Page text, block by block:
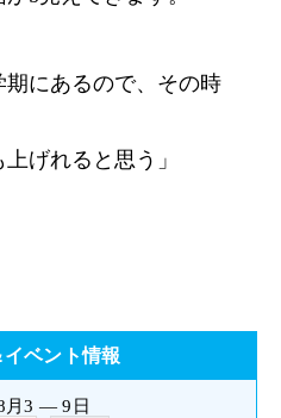
期にあるので、その時
げれると思う」
ベント情報
月3 — 9日